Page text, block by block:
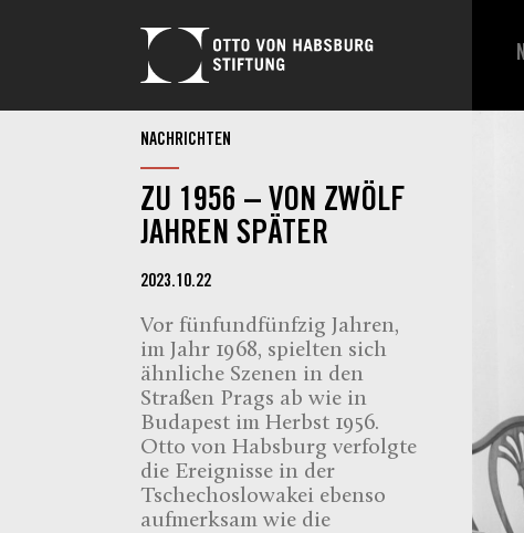
NACHRICHTEN
ZU 1956 – VON ZWÖLF
JAHREN SPÄTER
2023.10.22
Vor fünfundfünfzig Jahren,
im Jahr 1968, spielten sich
ähnliche Szenen in den
Straßen Prags ab wie in
Budapest im Herbst 1956.
Otto von Habsburg verfolgte
die Ereignisse in der
Tschechoslowakei ebenso
aufmerksam wie die